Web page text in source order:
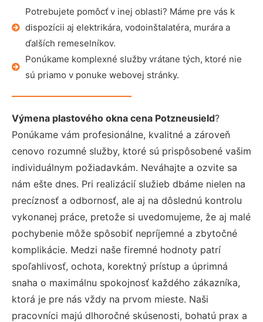
Potrebujete pomôcť v inej oblasti? Máme pre vás k
dispozícii aj elektrikára, vodoinštalatéra, murára a
ďalších remeselníkov.
Ponúkame komplexné služby vrátane tých, ktoré nie
sú priamo v ponuke webovej stránky.
Výmena plastového okna cena Potzneusield?
Ponúkame vám profesionálne, kvalitné a zároveň
cenovo rozumné služby, ktoré sú prispôsobené vašim
individuálnym požiadavkám. Neváhajte a ozvite sa
nám ešte dnes. Pri realizácií služieb dbáme nielen na
precíznosť a odbornosť, ale aj na dôslednú kontrolu
vykonanej práce, pretože si uvedomujeme, že aj malé
pochybenie môže spôsobiť nepríjemné a zbytočné
komplikácie. Medzi naše firemné hodnoty patrí
spoľahlivosť, ochota, korektný prístup a úprimná
snaha o maximálnu spokojnosť každého zákazníka,
ktorá je pre nás vždy na prvom mieste. Naši
pracovníci majú dlhoročné skúsenosti, bohatú prax a